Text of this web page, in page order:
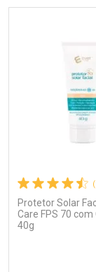
Protetor Solar
Care FPS 70 com
40g